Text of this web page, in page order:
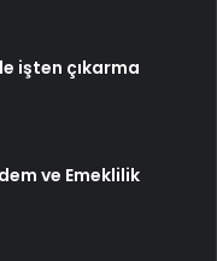
işten çıkarma
ve Emeklilik